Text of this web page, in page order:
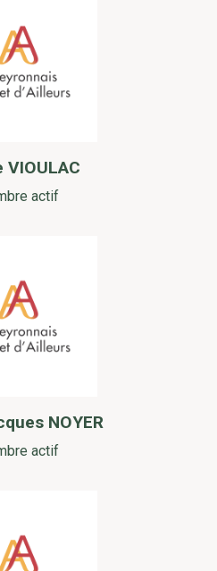
VIOULAC
actif
NOYER
actif